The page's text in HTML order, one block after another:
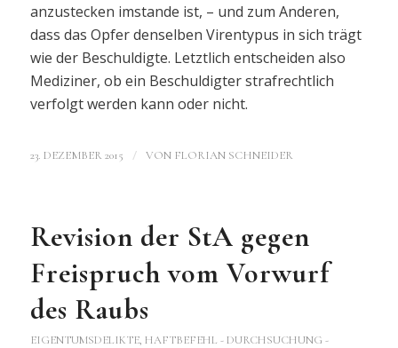
anzustecken imstande ist, – und zum Anderen,
dass das Opfer denselben Virentypus in sich trägt
wie der Beschuldigte. Letztlich entscheiden also
Mediziner, ob ein Beschuldigter strafrechtlich
verfolgt werden kann oder nicht.
23. DEZEMBER 2015 / VON FLORIAN SCHNEIDER
Revision der StA gegen
Freispruch vom Vorwurf
des Raubs
EIGENTUMSDELIKTE, HAFTBEFEHL - DURCHSUCHUNG -